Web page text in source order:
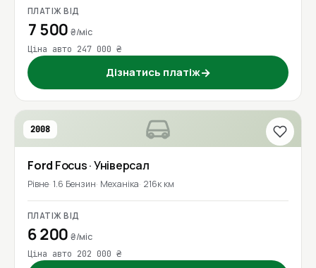
ПЛАТІЖ ВІД
7 500₴/міс
Ціна авто 247 000 ₴
Дізнатись платіж→
2008
Ford Focus· Універсал
Рівне 1.6 Бензин Механіка 216к км
ПЛАТІЖ ВІД
6 200₴/міс
Ціна авто 202 000 ₴